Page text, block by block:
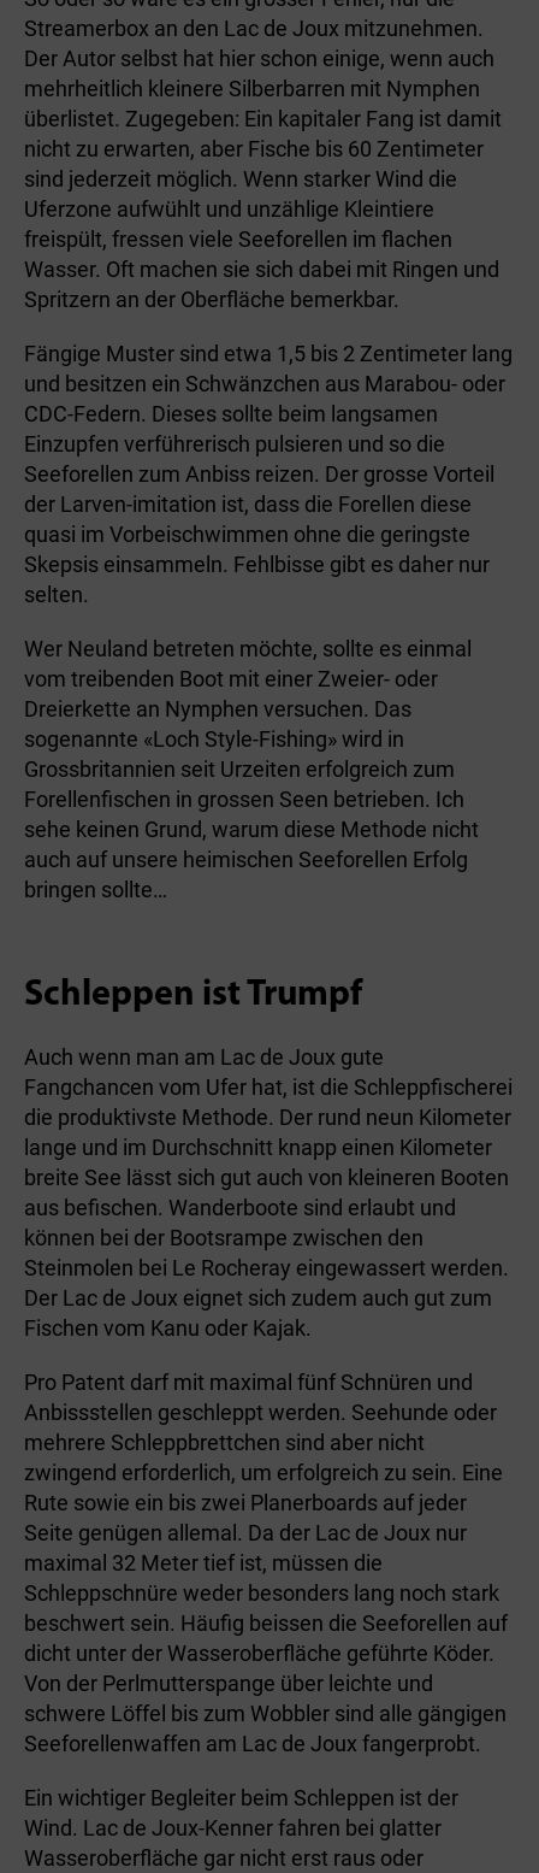
Streamerbox an den Lac de Joux mitzunehmen.
Der Autor selbst hat hier schon einige, wenn auch
mehrheitlich kleinere Silberbarren mit Nymphen
überlistet. Zugegeben: Ein kapitaler Fang ist damit
nicht zu erwarten, aber Fische bis 60 Zentimeter
sind jederzeit möglich. Wenn starker Wind die
Uferzone aufwühlt und unzählige Kleintiere
freispült, fressen viele Seeforellen im flachen
Wasser. Oft machen sie sich dabei mit Ringen und
Spritzern an der Oberfläche bemerkbar.
Fängige Muster sind etwa 1,5 bis 2 Zentimeter lang
und besitzen ein Schwänzchen aus Marabou- oder
CDC-Federn. Dieses sollte beim langsamen
Einzupfen verführerisch pulsieren und so die
Seeforellen zum Anbiss reizen. Der grosse Vorteil
der Larven-imitation ist, dass die Forellen diese
quasi im Vorbeischwimmen ohne die geringste
Skepsis einsammeln. Fehlbisse gibt es daher nur
selten.
Wer Neuland betreten möchte, sollte es einmal
vom treibenden Boot mit einer Zweier- oder
Dreierkette an Nymphen versuchen. Das
sogenannte «Loch Style-Fishing» wird in
Grossbritannien seit Urzeiten erfolgreich zum
Forellenfischen in grossen Seen betrieben. Ich
sehe keinen Grund, warum diese Methode nicht
auch auf unsere heimischen Seeforellen Erfolg
bringen sollte…
Schleppen ist Trumpf
Auch wenn man am Lac de Joux gute
Fangchancen vom Ufer hat, ist die Schleppfischerei
die produktivste Methode. Der rund neun Kilometer
lange und im Durchschnitt knapp einen Kilometer
breite See lässt sich gut auch von kleineren Booten
aus befischen. Wanderboote sind erlaubt und
können bei der Bootsrampe zwischen den
Steinmolen bei Le Rocheray eingewassert werden.
Der Lac de Joux eignet sich zudem auch gut zum
Fischen vom Kanu oder Kajak.
Pro Patent darf mit maximal fünf Schnüren und
Anbissstellen geschleppt werden. Seehunde oder
mehrere Schleppbrettchen sind aber nicht
zwingend erforderlich, um erfolgreich zu sein. Eine
Rute sowie ein bis zwei Planerboards auf jeder
Seite genügen allemal. Da der Lac de Joux nur
maximal 32 Meter tief ist, müssen die
Schleppschnüre weder besonders lang noch stark
beschwert sein. Häufig beissen die Seeforellen auf
dicht unter der Wasseroberfläche geführte Köder.
Von der Perlmutterspange über leichte und
schwere Löffel bis zum Wobbler sind alle gängigen
Seeforellenwaffen am Lac de Joux fangerprobt.
Ein wichtiger Begleiter beim Schleppen ist der
Wind. Lac de Joux-Kenner fahren bei glatter
Wasseroberfläche gar nicht erst raus oder